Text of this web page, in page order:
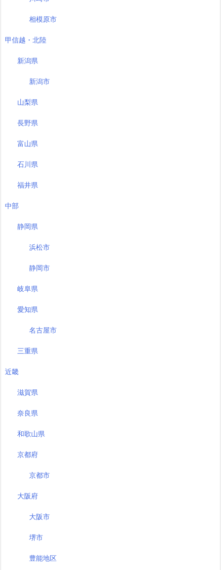
相模原市
甲信越・北陸
新潟県
新潟市
山梨県
長野県
富山県
石川県
福井県
中部
静岡県
浜松市
静岡市
岐阜県
愛知県
名古屋市
三重県
近畿
滋賀県
奈良県
和歌山県
京都府
京都市
大阪府
大阪市
堺市
豊能地区